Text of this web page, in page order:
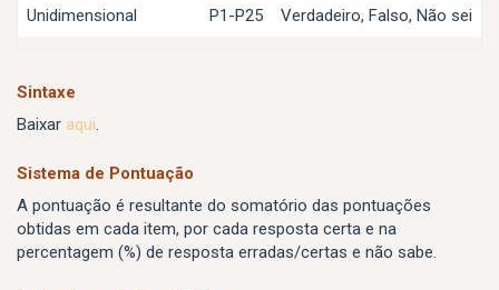
Unidimensional
P1-P25 Verdadeiro, Falso, Não sei
Sintaxe
Baixar aqui.
Sistema de Pontuação
A pontuação é resultante do somatório das pontuações
obtidas em cada item, por cada resposta certa e na
percentagem (%) de resposta erradas/certas e não sabe.